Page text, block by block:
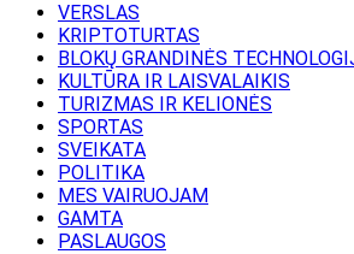
VERSLAS
KRIPTOTURTAS
BLOKŲ GRANDINĖS
KULTŪRA IR LAISVALAIKIS
TURIZMAS IR KELIONĖS
SPORTAS
SVEIKATA
POLITIKA
MES VAIRUOJAM
GAMTA
PASLAUGOS